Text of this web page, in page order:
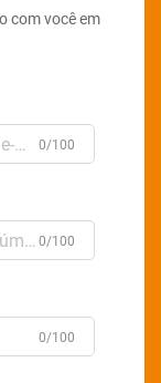
com você em
0/100
0/100
0/100